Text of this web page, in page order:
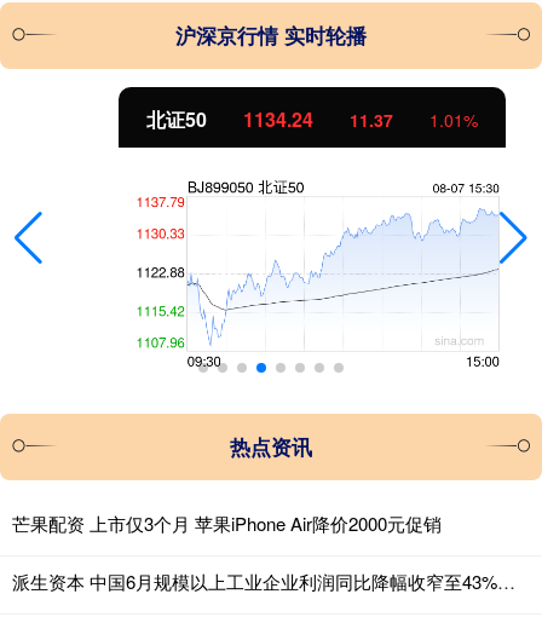
沪深京行情 实时轮播
北证50 1134.24 11.37 1.01%
热点资讯
芒果配资 上市仅3个月 苹果iPhone Air降价2000元促销
派生资本 中国6月规模以上工业企业利润同比降幅收窄至43%，装备制造业支撑作用突出